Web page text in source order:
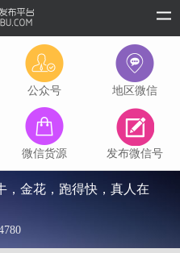
公众号 地区微信
微信货源 发布微信号
，金花，跑得快，真人在